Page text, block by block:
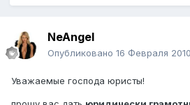
NeAngel
Опубликовано 16 Февраля 2010
Уважаемые господа юристы!